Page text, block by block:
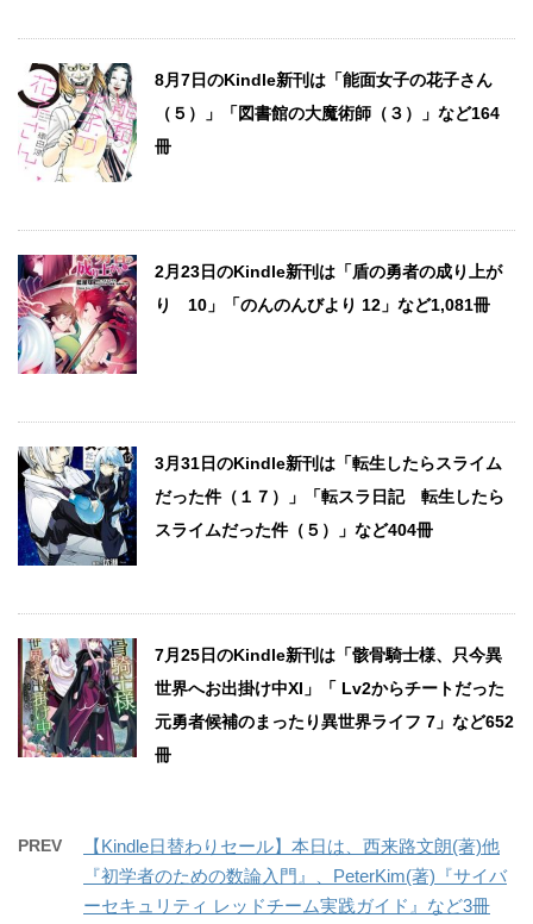
8月7日のKindle新刊は「能面女子の花子さん
（５）」「図書館の大魔術師（３）」など164
冊
2月23日のKindle新刊は「盾の勇者の成り上が
り 10」「のんのんびより 12」など1,081冊
3月31日のKindle新刊は「転生したらスライム
だった件（１７）」「転スラ日記 転生したら
スライムだった件（５）」など404冊
7月25日のKindle新刊は「骸骨騎士様、只今異
世界へお出掛け中XI」「 Lv2からチートだった
元勇者候補のまったり異世界ライフ 7」など652
冊
PREV
【Kindle日替わりセール】本日は、西来路文朗(著)他
『初学者のための数論入門』、PeterKim(著)『サイバ
ーセキュリティ レッドチーム実践ガイド』など3冊